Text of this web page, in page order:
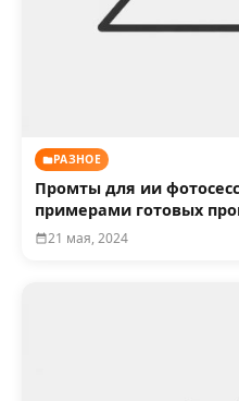
РАЗНОЕ
Промты для ии
примерами готовых
21 мая, 2024